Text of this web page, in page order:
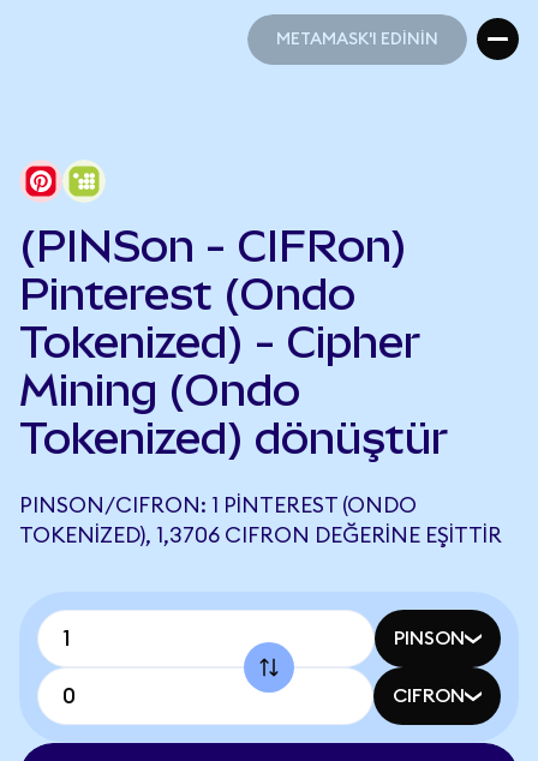
METAMASK'I EDİNİN
(PINSon - CIFRon)
Pinterest (Ondo
Tokenized) - Cipher
Mining (Ondo
Tokenized) dönüştür
PINSON/CIFRON: 1 PINTEREST (ONDO
TOKENIZED), 1,3706 CIFRON DEĞERINE EŞITTIR
PINSON
CIFRON